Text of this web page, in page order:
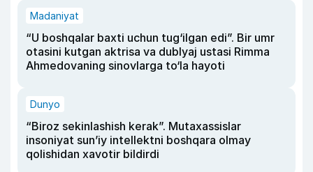
Madaniyat
“U boshqalar baxti uchun tug‘ilgan edi”. Bir umr
otasini kutgan aktrisa va dublyaj ustasi Rimma
Ahmedovaning sinovlarga to‘la hayoti
Dunyo
“Biroz sekinlashish kerak”. Mutaxassislar
insoniyat sun’iy intellektni boshqara olmay
qolishidan xavotir bildirdi